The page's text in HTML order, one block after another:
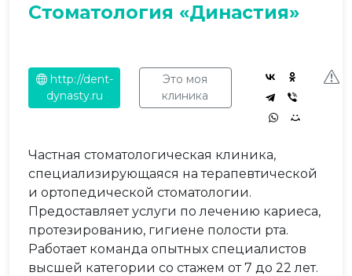
Стоматология «Династия»
http://dent-
dynasty.ru
Это моя
клиника
Частная стоматологическая клиника,
специализирующаяся на терапевтической
и ортопедической стоматологии.
Предоставляет услуги по лечению кариеса,
протезированию, гигиене полости рта.
Работает команда опытных специалистов
высшей категории со стажем от 7 до 22 лет.